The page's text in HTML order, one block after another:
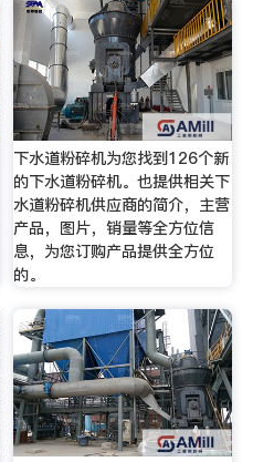
下水道粉碎机为您找到126个新
的下水道粉碎机。也提供相关下
水道粉碎机供应商的简介，主营
产品，图片，销量等全方位信
息，为您订购产品提供全方位
的。